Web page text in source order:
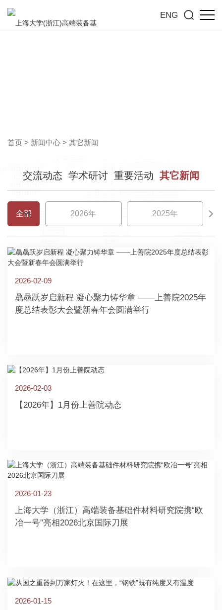
ENG
首页 > 新闻中心 > 其它新闻
交流动态 学术研讨 重要活动 其它新闻
全部 2026年 2025年
2026-02-09
骉骉跃岁启新程 凝心聚力铸华章 ——上善院2025年
度总结表彰大会暨新春年会圆满举行
2026-02-03
【2026年】1月份上善院动态
2026-01-23
上海大学（浙江）高端装备基础件材料研究院携“欧
冶一号”亮相2026北京国际刀展
2026-01-15